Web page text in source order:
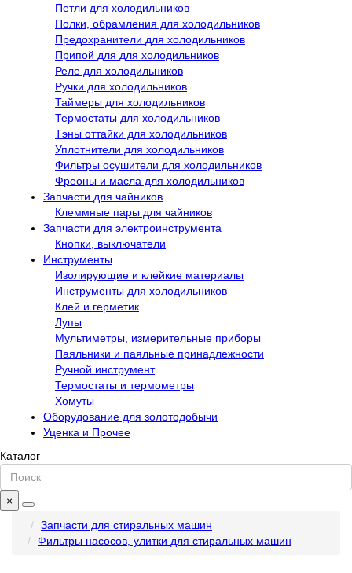
Петли для холодильников
Полки, обрамления для холодильников
Предохранители для холодильников
Припой для для холодильников
Реле для холодильников
Ручки для холодильников
Таймеры для холодильников
Термостаты для холодильников
Тэны оттайки для холодильников
Уплотнители для холодильников
Фильтры осушители для холодильников
Фреоны и масла для холодильников
Запчасти для чайников
Клеммные пары для чайников
Запчасти для электроинструмента
Кнопки, выключатели
Инструменты
Изолирующие и клейкие материалы
Инструменты для холодильников
Клей и герметик
Лупы
Мультиметры, измерительные приборы
Паяльники и паяльные принадлежности
Ручной инструмент
Термостаты и термометры
Хомуты
Оборудование для золотодобычи
Уценка и Прочее
Каталог
×
Запчасти для стиральных машин
Фильтры насосов, улитки для стиральных машин